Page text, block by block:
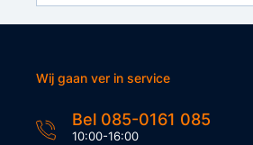
Wij gaan ver in service
Bel 085-0161 085
10:00-16:00